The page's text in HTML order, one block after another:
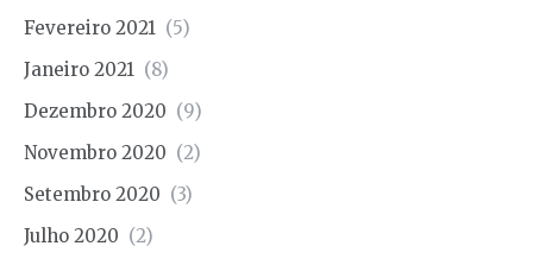
Fevereiro 2021 (5)
Janeiro 2021 (8)
Dezembro 2020 (9)
Novembro 2020 (2)
Setembro 2020 (3)
Julho 2020 (2)